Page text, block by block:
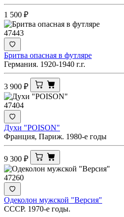
1 500 ₽
47443
Бритва опасная в футляре
Германия. 1920-1940 г.г.
3 900 ₽
47404
Духи "POISON"
Франция, Париж. 1980-е годы
9 300 ₽
47260
Одеколон мужской "Версия"
СССР. 1970-е годы.